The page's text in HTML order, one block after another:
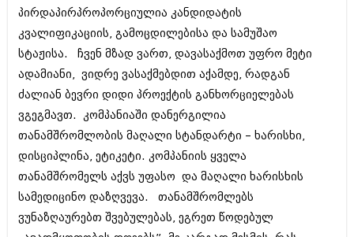
დეკემბერი 2013 (365)
ოქტომბერი 2013 (256)
სექტემბერი 2013 (368)
აგვისტო 2013 (89)
ივლისი 2013 (182)
ივნისი 2013 (212)
მაისი 2013 (259)
აპრილი 2013 (304)
მარტი 2013 (352)
თებერვალი 2013 (204)
იანვარი 2013 (334)
დეკემბერი 2012 (98)
ნოემბერი 2012 (295)
პირდაპირპროპორციულია კანდიდატის
კვალიფიკაციის, გამოცდილებისა და სამუშაო
სტაჟისა. ჩვენ მზად ვართ, დავასაქმოთ უფრო მეტი
ადამიანი, ვიდრე ვასაქმებდით აქამდე, რადგან
ძალიან ბევრი დიდი პროექტის განხორციელებას
ვგეგმავთ. კომპანიაში დანერგილია
თანამშრომლობის მაღალი სტანდარტი – ხარისხი,
დისციპლინა, ეტიკეტი. კომპანიის ყველა
თანამშრომელს აქვს უფასო და მაღალი ხარისხის
სამედიცინო დაზღვევა. თანამშრომლებს
ვუნაზღაურებთ შვებულებას, ეგრეთ წოდებულ